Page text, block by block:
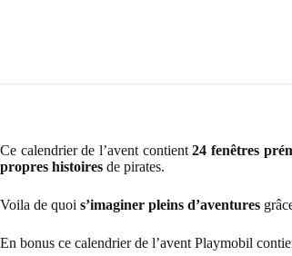
Ce calendrier de l’avent contient24 fenêtres
propres histoires de pirates.
Voila de quoi s’imaginer pleins d’aventures
En bonus ce calendrier de l’avent Playmobil